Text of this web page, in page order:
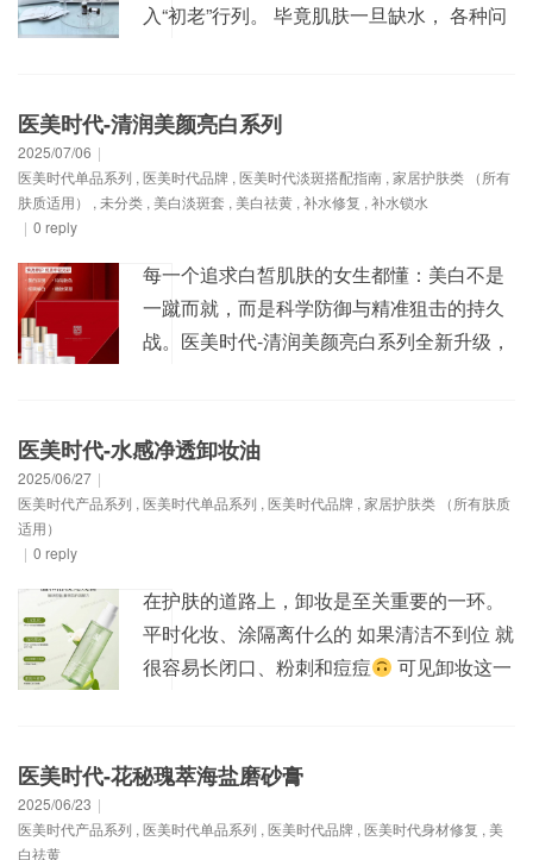
入“初老”行列。 毕竟肌肤一旦缺水， 各种问
水套，让水嫩肌肤时刻在线 水光级补水、让
水、暗黄色沉肌肤通通甩掉 【产品功效】：
水光...
医美时代-清润美颜亮白系列
2025/07/06 |
医美时代单品系列 , 医美时代品牌 , 医美时代淡斑搭配指南 , 家居护肤类 （所有
肤质适用）
, 未分类 , 美白淡斑套 , 美白祛黄 , 补水修复 , 补水锁水
| 0 reply
每一个追求白皙肌肤的女生都懂：美白不是
一蹴而就，而是科学防御与精准狙击的持久
战。医美时代-清润美颜亮白系列全新升级，
美白淡斑四小将 有效淡斑、高能美白、多重
黄、色斑、雀斑、色层、肤质不均 【产品功
医美时代-水感净透卸妆油
2025/06/27 |
医美时代产品系列 , 医美时代单品系列 , 医美时代品牌 , 家居护肤类 （所有肤质
适用）
| 0 reply
在护肤的道路上，卸妆是至关重要的一环。
平时化妆、涂隔离什么的 如果清洁不到位 就
很容易长闭口、粉刺和痘痘
可见卸妆这一
乳化，轻松卸妆无负担 【产品功效】：以油
负担、清洁毛孔、保湿不紧绷。 【产品规
医美时代-花秘瑰萃海盐磨砂膏
2025/06/23 |
医美时代产品系列 , 医美时代单品系列 , 医美时代品牌 , 医美时代身材修复 , 美
白祛黄